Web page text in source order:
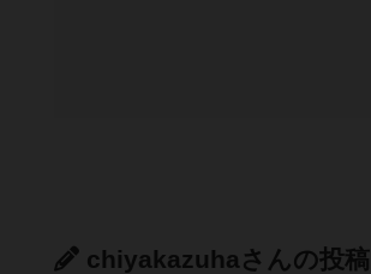
chiyakazuhaさんの投稿